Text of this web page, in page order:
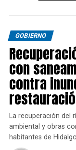
GOBIERNO
con
contra
La recuperación del
ambiental y obras
habitantes de